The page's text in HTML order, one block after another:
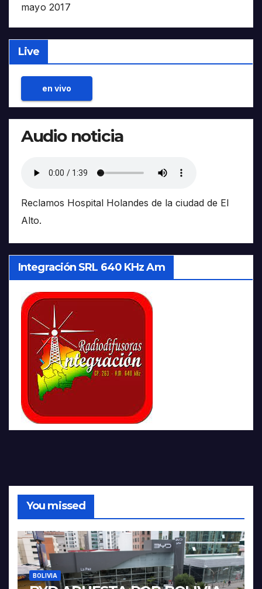
mayo 2017
Live
en vivo
Audio noticia
Reclamos Hospital Holandes de la ciudad de El
Alto.
Integración SRL 640 KHz Am
You missed
BOLIVIA